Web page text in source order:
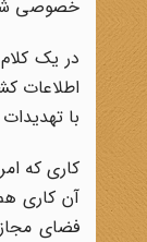
خصوصی
در یک
اطلاعات
با
کاری که
آن کاری
فضای